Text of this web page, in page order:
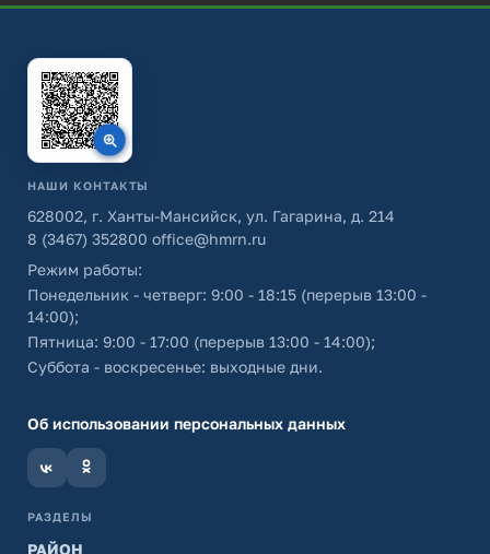
НАШИ КОНТАКТЫ
628002, г. Ханты-Мансийск, ул. Гагарина, д. 214
8 (3467) 352800 office@hmrn.ru
Режим работы:
Понедельник - четверг: 9:00 - 18:15 (перерыв 13:00 -
14:00);
Пятница: 9:00 - 17:00 (перерыв 13:00 - 14:00);
Суббота - воскресенье: выходные дни.
Об использовании персональных данных
РАЗДЕЛЫ
РАЙОН